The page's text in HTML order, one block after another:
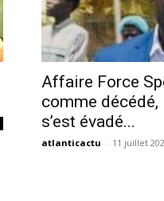
Affaire Force
comme décédé,
s’est évadé...
atlanticactu - 11 juillet